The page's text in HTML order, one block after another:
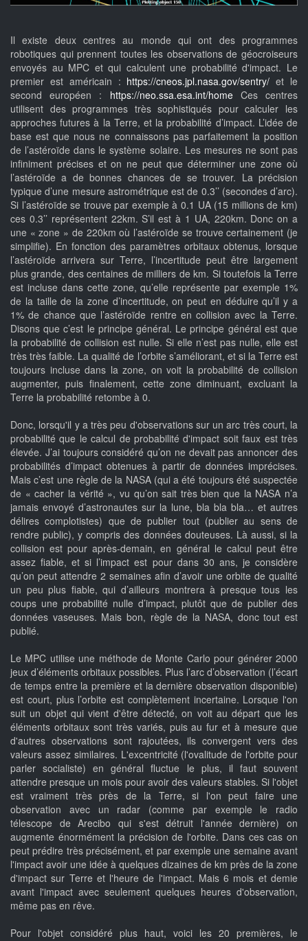
Il existe deux centres au monde qui ont des programmes
robotiques qui prennent toutes les observations de géocroiseurs
envoyés au MPC et qui calculent une probabilité d'impact. Le
premier est américain : https://cneos.jpl.nasa.gov/sentry/ et le
second européen : https://neo.ssa.esa.int/homeCes centres
utilisent des programmes très sophistiqués pour calculer les
approches futures à la Terre, et la probabilité d’impact. L’idée de
base est que nous ne connaissons pas parfaitement la position
de l’astéroïde dans le système solaire. Les mesures ne sont pas
infiniment précises et on ne peut que déterminer une zone où
l’astéroïde a de bonnes chances de se trouver. La précision
typique d’une mesure astrométrique est de 0.3’’ (secondes d’arc).
Si l’astéroïde se trouve par exemple à 0.1 UA (15 millions de km)
ces 0.3’’ représentent 22km. S’il est à 1 UA, 220km. Donc on a
une « zone » de 220km où l’astéroïde se trouve certainement (je
simplifie). En fonction des paramètres orbitaux obtenus, lorsque
l’astéroïde arrivera sur Terre, l’incertitude peut être largement
plus grande, des centaines de milliers de km. Si toutefois la Terre
est incluse dans cette zone, qu’elle représente par exemple 1%
de la taille de la zone d’incertitude, on peut en déduire qu’il y a
1% de chance que l’astéroïde rentre en collision avec la Terre.
Disons que c’est le principe général. Le principe général est que
la probabilité de collision est nulle. Si elle n’est pas nulle, elle est
très très faible. La qualité de l’orbite s’améliorant, et si la Terre est
toujours incluse dans la zone, on voit la probabilité de collision
augmenter, puis finalement, cette zone diminuant, excluant la
Terre la probabilité retombe à 0.
Donc, lorsqu'il y a très peu d'observations sur un arc très court, la
probabilité que le calcul de probabilité d'impact soit faux est très
élevée. J’ai toujours considéré qu’on ne devait pas annoncer des
probabilités d’impact obtenues à partir de données imprécises.
Mais c’est une règle de la NASA (qui a été toujours été suspectée
de « cacher la vérité », vu qu’on sait très bien que la NASA n’a
jamais envoyé d’astronautes sur la lune, bla bla bla… et autres
délires complotistes) que de publier tout (publier au sens de
rendre public), y compris des données douteuses. Là aussi, si la
collision est pour après-demain, en général le calcul peut être
assez fiable, et si l’impact est pour dans 30 ans, je considère
qu’on peut attendre 2 semaines afin d’avoir une orbite de qualité
un peu plus fiable, qui d’ailleurs montrera à presque tous les
coups une probabilité nulle d’impact, plutôt que de publier des
données vaseuses. Mais bon, règle de la NASA, donc tout est
publié.
Le MPC utilise une méthode de Monte Carlo pour générer 2000
jeux d’éléments orbitaux possibles. Plus l’arc d’observation (l’écart
de temps entre la première et la dernière observation disponible)
est court, plus l’orbite est complètement incertaine. Lorsque l'on
suit un objet qui vient d'être détecté, on voit au départ que les
éléments orbitaux sont très variés, puis au fur et à mesure que
d'autres observations sont rajoutées, ils convergent vers des
valeurs assez similaires. L'excentricité (l'ovalitude de l'orbite pour
parler socialiste) en général fluctue le plus, il faut souvent
attendre presque un mois pour avoir des valeurs stables. Si l'objet
est vraiment très près de la Terre, si l'on peut faire une
observation avec un radar (comme par exemple le radio
télescope de Arecibo qui s'est détruit l'année dernière) on
augmente énormément la précision de l'orbite. Dans ces cas on
peut prédire très précisément, et par exemple une semaine avant
l'impact avoir une idée à quelques dizaines de km près de la zone
d'impact sur Terre et l'heure de l'impact. Mais 6 mois et demie
avant l'impact avec seulement quelques heures d'observation,
même pas en rêve.
Pour l'objet considéré plus haut, voici les 20 premières, le